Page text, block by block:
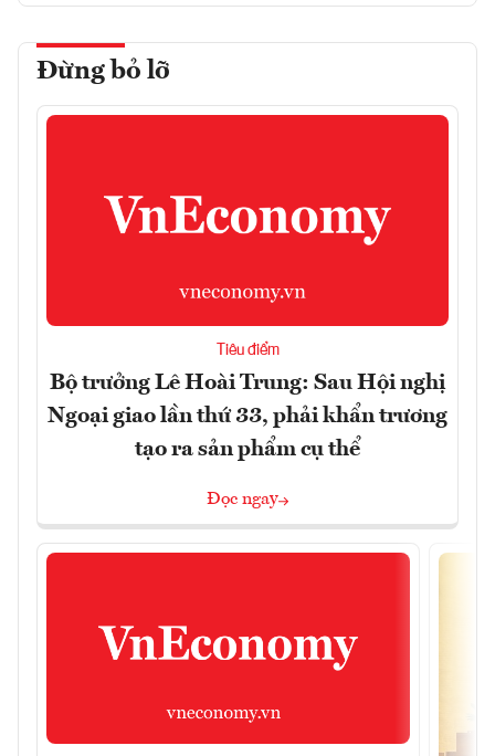
Đừng bỏ lỡ
Tiêu điểm
Bộ trưởng Lê Hoài Trung: Sau Hội nghị
Ngoại giao lần thứ 33, phải khẩn trương
tạo ra sản phẩm cụ thể
Đọc ngay